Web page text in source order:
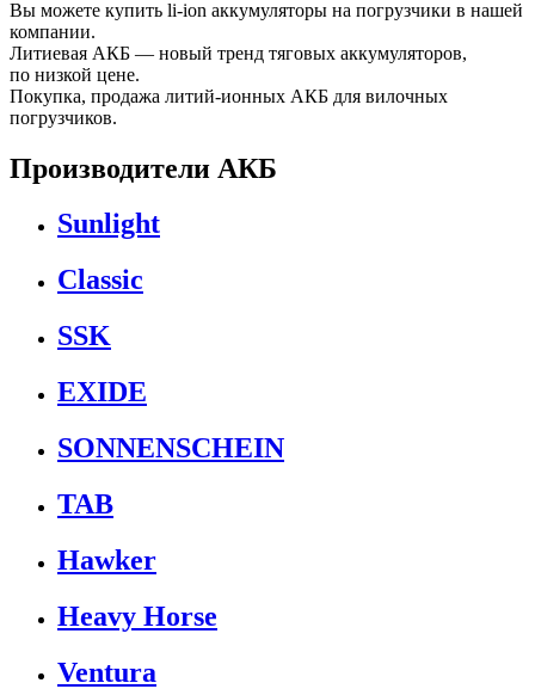
Вы можете купить li-ion аккумуляторы на погрузчики в нашей
компании.
Литиевая АКБ — новый тренд тяговых аккумуляторов,
по низкой цене.
Покупка, продажа литий-ионных АКБ для вилочных
погрузчиков.
Производители АКБ
Sunlight
Classic
SSK
EXIDE
SONNENSCHEIN
TAB
Hawker
Heavy Horse
Ventura